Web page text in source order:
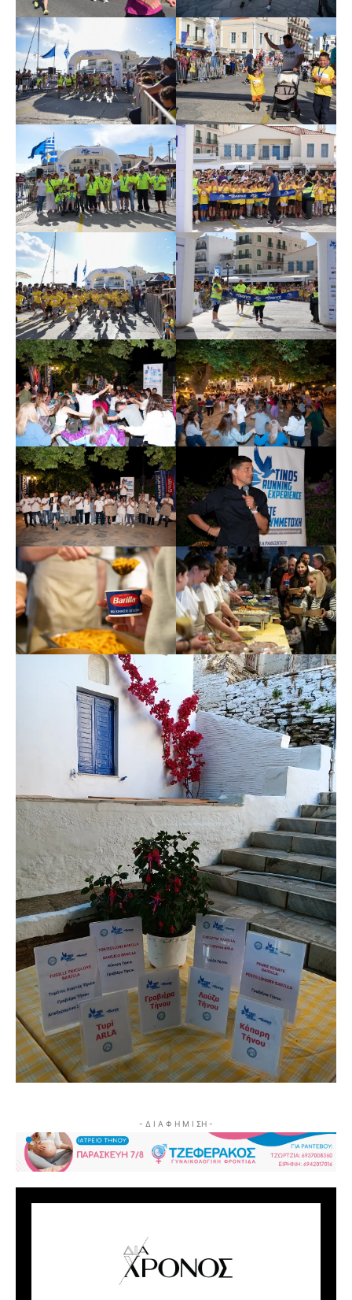
- Δ Ι Α Φ Η Μ Ι ΣΗ -